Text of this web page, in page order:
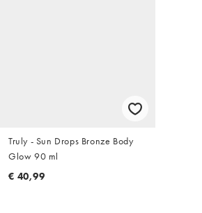
Truly - Sun Drops Bronze Body
Glow 90 ml
€ 40,99